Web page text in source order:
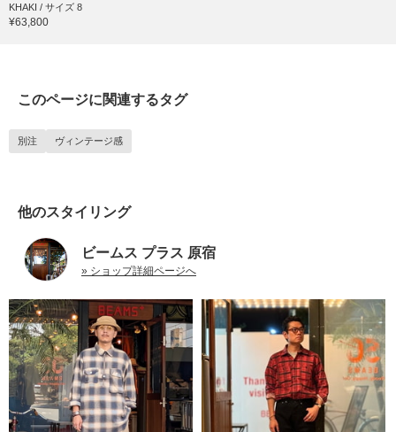
KHAKI / サイズ 8
¥63,800
このページに関連するタグ
別注 ヴィンテージ感
他のスタイリング
ビームス プラス 原宿
» ショップ詳細ページへ